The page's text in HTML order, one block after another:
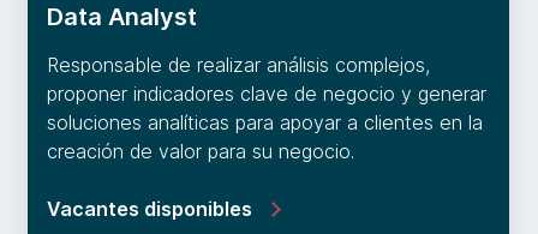
Data Analyst
Responsable de realizar análisis complejos,
proponer indicadores clave de negocio y generar
soluciones analíticas para apoyar a clientes en la
creación de valor para su negocio.
Vacantes disponibles